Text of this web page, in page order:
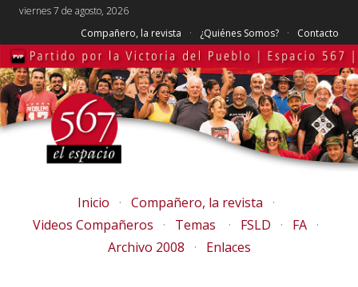
viernes 7 de agosto, 2026
Compañero, la revista
¿Quiénes Somos? Contacto
Inicio
Compañero, la revista
Videos Compañeros
Temas FSLD
FA
Archivo 2008
Enlaces